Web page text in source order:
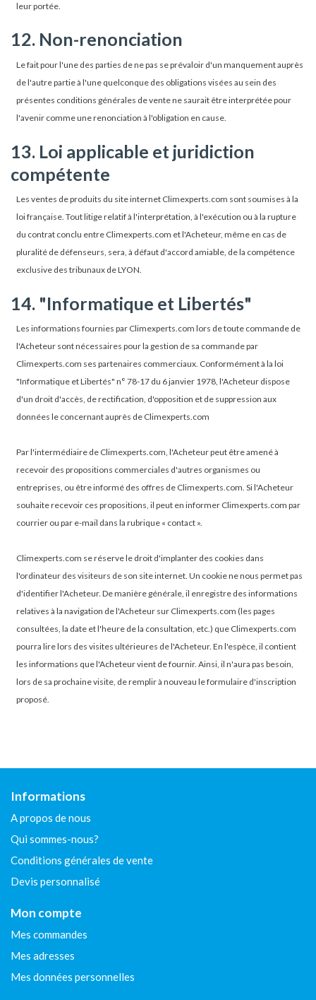
leur portée.
12. Non-renonciation
Le fait pour l'une des parties de ne pas se prévaloir d'un manquement auprès
de l'autre partie à l'une quelconque des obligations visées au sein des
présentes conditions générales de vente ne saurait être interprétée pour
l'avenir comme une renonciation à l'obligation en cause.
13. Loi applicable et juridiction
compétente
Les ventes de produits du site internet Climexperts.com sont soumises à la
loi française. Tout litige relatif à l'interprétation, à l'exécution ou à la rupture
du contrat conclu entre Climexperts.com et l'Acheteur, même en cas de
pluralité de défenseurs, sera, à défaut d'accord amiable, de la compétence
exclusive des tribunaux de LYON.
14. "Informatique et Libertés"
Les informations fournies par Climexperts.com lors de toute commande de
l'Acheteur sont nécessaires pour la gestion de sa commande par
Climexperts.com ses partenaires commerciaux. Conformément à la loi
"Informatique et Libertés" n° 78-17 du 6 janvier 1978, l'Acheteur dispose
d'un droit d'accès, de rectification, d'opposition et de suppression aux
données le concernant auprès de Climexperts.com
Par l'intermédiaire de Climexperts.com, l'Acheteur peut être amené à
recevoir des propositions commerciales d'autres organismes ou
entreprises, ou être informé des offres de Climexperts.com. Si l'Acheteur
souhaite recevoir ces propositions, il peut en informer Climexperts.com par
courrier ou par e-mail dans la rubrique « contact ».
Climexperts.com se réserve le droit d'implanter des cookies dans
l'ordinateur des visiteurs de son site internet. Un cookie ne nous permet pas
d'identifier l'Acheteur. De manière générale, il enregistre des informations
relatives à la navigation de l'Acheteur sur Climexperts.com (les pages
consultées, la date et l'heure de la consultation, etc.) que Climexperts.com
pourra lire lors des visites ultérieures de l'Acheteur. En l'espèce, il contient
les informations que l'Acheteur vient de fournir. Ainsi, il n'aura pas besoin,
lors de sa prochaine visite, de remplir à nouveau le formulaire d'inscription
proposé.
Informations
A propos de nous
Qui sommes-nous?
Conditions générales de vente
Devis personnalisé
Mon compte
Mes commandes
Mes adresses
Mes données personnelles